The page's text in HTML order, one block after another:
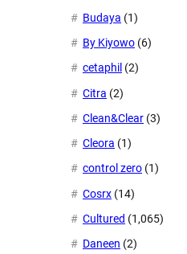
Budaya (1)
By Kiyowo (6)
cetaphil (2)
Citra (2)
Clean&Clear (3)
Cleora (1)
control zero (1)
Cosrx (14)
Cultured (1,065)
Daneen (2)